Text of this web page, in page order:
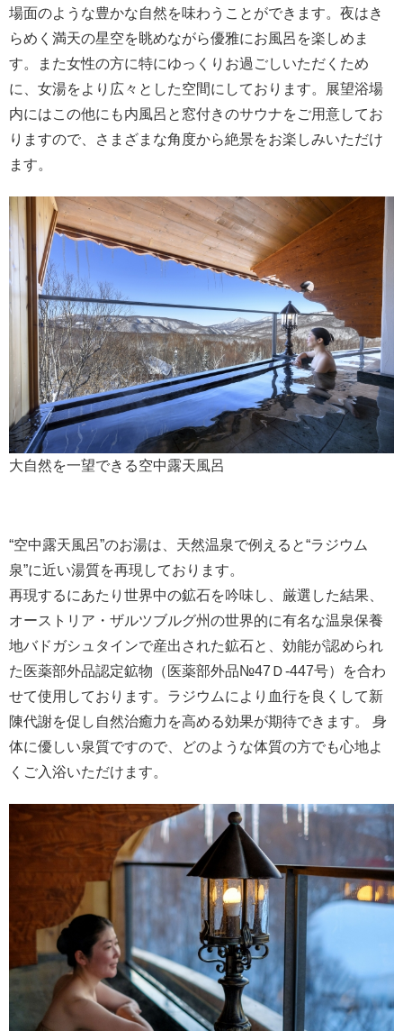
場面のような豊かな自然を味わうことができます。夜はき
らめく満天の星空を眺めながら優雅にお風呂を楽しめま
す。また女性の方に特にゆっくりお過ごしいただくため
に、女湯をより広々とした空間にしております。展望浴場
内にはこの他にも内風呂と窓付きのサウナをご用意してお
りますので、さまざまな角度から絶景をお楽しみいただけ
ます。
大自然を一望できる空中露天風呂
“空中露天風呂”のお湯は、天然温泉で例えると“ラジウム
泉”に近い湯質を再現しております。
再現するにあたり世界中の鉱石を吟味し、厳選した結果、
オーストリア・ザルツブルグ州の世界的に有名な温泉保養
地バドガシュタインで産出された鉱石と、効能が認められ
た医薬部外品認定鉱物（医薬部外品№47Ｄ-447号）を合わ
せて使用しております。ラジウムにより血行を良くして新
陳代謝を促し自然治癒力を高める効果が期待できます。 身
体に優しい泉質ですので、どのような体質の方でも心地よ
くご入浴いただけます。